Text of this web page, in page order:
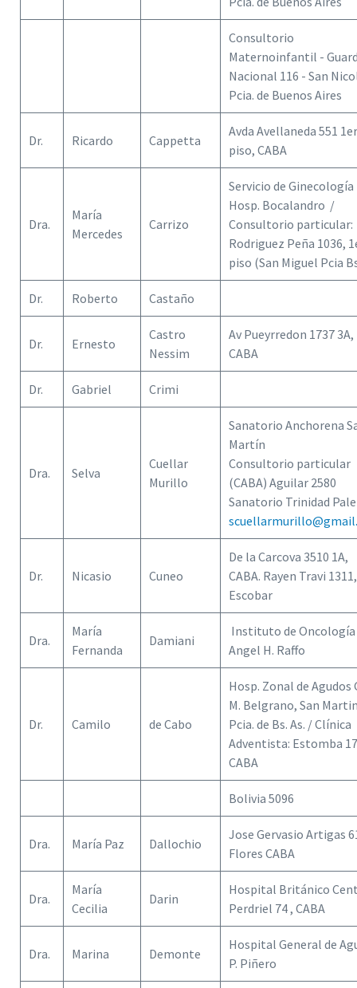
Consultorio
Maternoinfantil -
Nacional 116 - San
Pcia. de Buenos Aires
Dr. Ricardo Cappetta
Avda Avellaneda 551 1er
piso, CABA
Dra.
María
Mercedes
Carrizo
Servicio de Ginecología
Hosp. Bocalandro /
Consultorio particular:
Rodriguez Peña 1036,
piso (San Miguel Pcia
Dr. Roberto Castaño
Dr. Ernesto
Castro
Nessim
Av Pueyrredon 1737 3A,
CABA
Dr. Gabriel Crimi
Dra. Selva
Cuellar
Murillo
Sanatorio Anchorena
Martín
Consultorio particular
(CABA) Aguilar 2580
Sanatorio Trinidad
Dr. Nicasio Cuneo
De la Carcova 3510 1A,
CABA. Rayen Travi 1311,
Escobar
Dra.
María
Fernanda
Damiani
Instituto de Oncología
Angel H. Raffo
Dr. Camilo de Cabo
Hosp. Zonal de Agudos
M. Belgrano, San
Pcia. de Bs. As. / Clínica
Adventista: Estomba
CABA
Bolivia 5096
Dra. María Paz Dallochio
Jose Gervasio Artigas
Flores CABA
Dra.
María
Cecilia
Darin
Hospital Británico
Perdriel 74 , CABA
Dra. Marina Demonte
Hospital General de
P. Piñero